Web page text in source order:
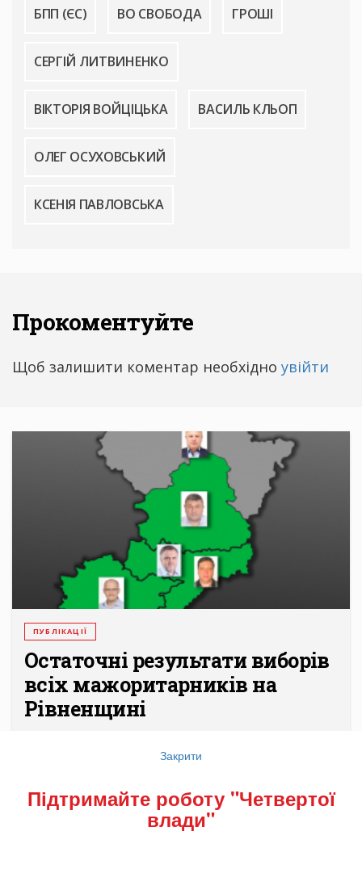
БПП (ЄС) ВО СВОБОДА ГРОШІ
СЕРГІЙ ЛИТВИНЕНКО
ВІКТОРІЯ ВОЙЦІЦЬКА ВАСИЛЬ КЛЬОП
ОЛЕГ ОСУХОВСЬКИЙ
КСЕНІЯ ПАВЛОВСЬКА
Прокоментуйте
Щоб залишити коментар необхідно увійти
ПУБЛІКАЦІЇ
Остаточні результати виборів
всіх мажоритарників на
Рівненщині
Закрити
Підтримайте роботу "Четвертої
влади"